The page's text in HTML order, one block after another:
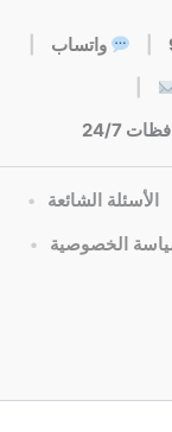
واتساب
24/7
الأسئلة الشائعة •
الخصوصية •